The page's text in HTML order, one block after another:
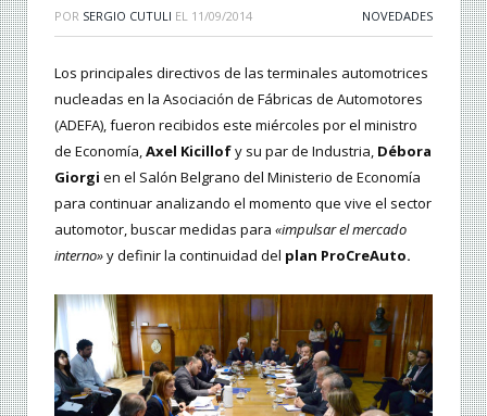
POR SERGIO CUTULI EL 11/09/2014 NOVEDADES
Los principales directivos de las terminales automotrices
nucleadas en la Asociación de Fábricas de Automotores
(ADEFA), fueron recibidos este miércoles por el ministro
de Economía,Axel Kicillofy su par de Industria, Débora
Giorgi en el Salón Belgrano del Ministerio de Economía
para continuar analizando el momento que vive el sector
automotor, buscar medidas para «impulsar el mercado
interno»y definir la continuidad del plan ProCreAuto.